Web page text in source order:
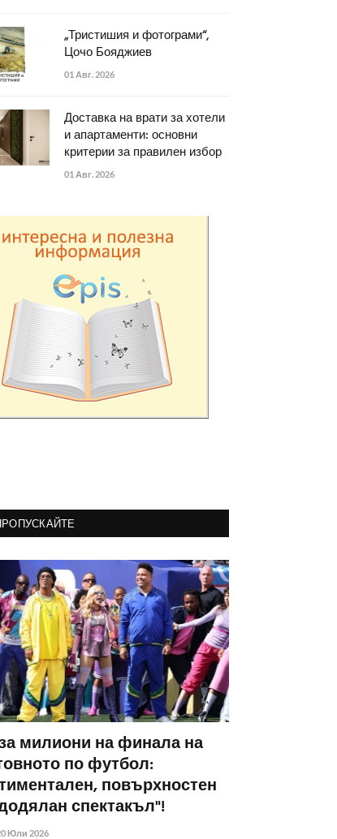
„Тристишия и фотограми“,
Цочо Бояджиев
01 Авг. 2026
Доставка на врати за хотели
и апартаменти: основни
критерии за правилен избор
01 Авг. 2026
милиони на финала на
по футбол:
повърхностен
спектакъл"!
Юли 2026